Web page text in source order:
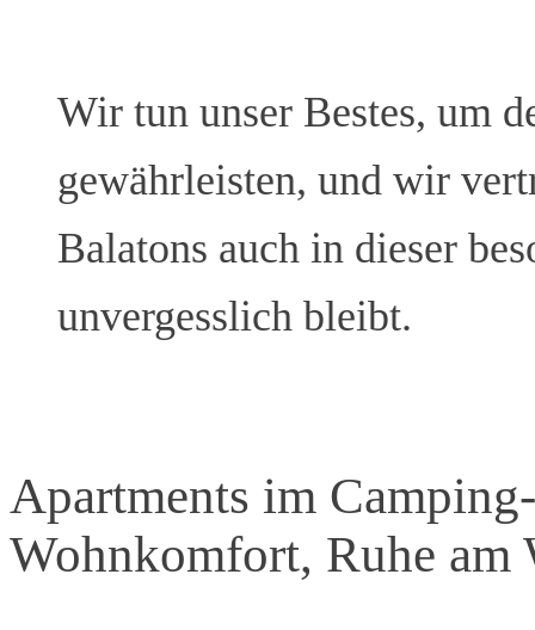
Wir tun unser Bestes, um
gewährleisten, und wir
Balatons auch in dieser
unvergesslich bleibt.
Apartments im
Wohnkomfort, Ruhe am